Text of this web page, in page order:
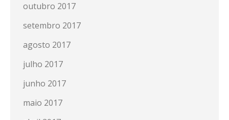
outubro 2017
setembro 2017
agosto 2017
julho 2017
junho 2017
maio 2017